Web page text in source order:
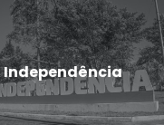
Independência